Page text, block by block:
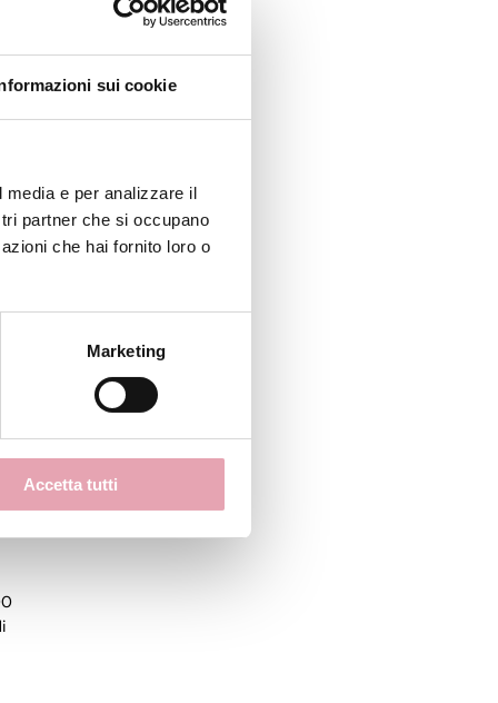
sui cookie
e per analizzare il
partner che si occupano
che hai fornito loro o
Marketing
Accetta tutti
le